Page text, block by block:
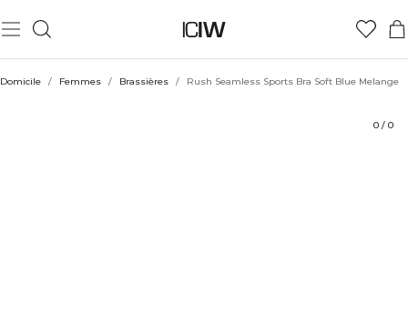
Domicile / Femmes / Brassières / Rush Seamless Sports Bra Soft Blue Melange
0 / 0